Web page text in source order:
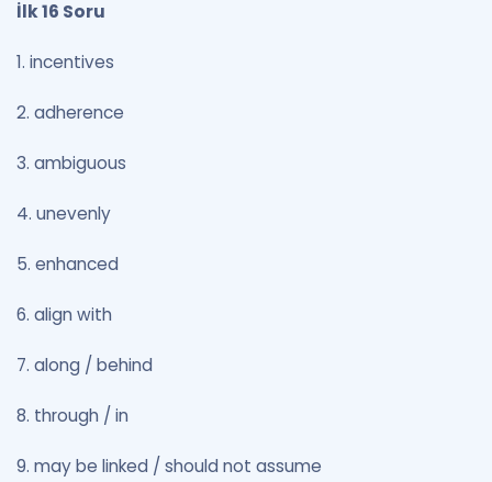
İlk 16 Soru
1. incentives
2. adherence
3. ambiguous
4. unevenly
5. enhanced
6. align with
7. along / behind
8. through / in
9. may be linked / should not assume